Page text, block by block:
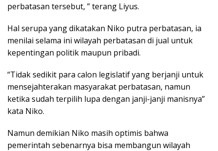
perbatasan tersebut, ” terang Liyus.
Hal serupa yang dikatakan Niko putra perbatasan, ia
menilai selama ini wilayah perbatasan di jual untuk
kepentingan politik maupun pribadi.
“Tidak sedikit para calon legislatif yang berjanji untuk
mensejahterakan masyarakat perbatasan, namun
ketika sudah terpilih lupa dengan janji-janji manisnya”
kata Niko.
Namun demikian Niko masih optimis bahwa
pemerintah sebenarnya bisa membangun wilayah